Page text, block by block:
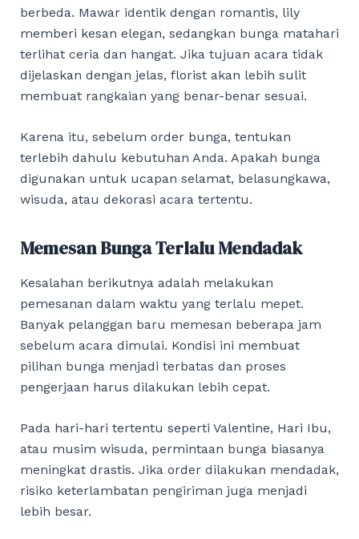
berbeda. Mawar identik dengan romantis, lily
memberi kesan elegan, sedangkan bunga matahari
terlihat ceria dan hangat. Jika tujuan acara tidak
dijelaskan dengan jelas, florist akan lebih sulit
membuat rangkaian yang benar-benar sesuai.
Karena itu, sebelum order bunga, tentukan
terlebih dahulu kebutuhan Anda. Apakah bunga
digunakan untuk ucapan selamat, belasungkawa,
wisuda, atau dekorasi acara tertentu.
Memesan Bunga Terlalu Mendadak
Kesalahan berikutnya adalah melakukan
pemesanan dalam waktu yang terlalu mepet.
Banyak pelanggan baru memesan beberapa jam
sebelum acara dimulai. Kondisi ini membuat
pilihan bunga menjadi terbatas dan proses
pengerjaan harus dilakukan lebih cepat.
Pada hari-hari tertentu seperti Valentine, Hari Ibu,
atau musim wisuda, permintaan bunga biasanya
meningkat drastis. Jika order dilakukan mendadak,
risiko keterlambatan pengiriman juga menjadi
lebih besar.